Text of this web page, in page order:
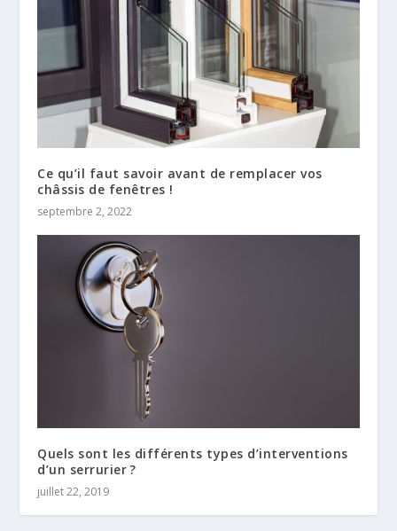
Ce qu’il faut savoir avant de remplacer vos
châssis de fenêtres !
septembre 2, 2022
Quels sont les différents types d’interventions
d’un serrurier ?
juillet 22, 2019